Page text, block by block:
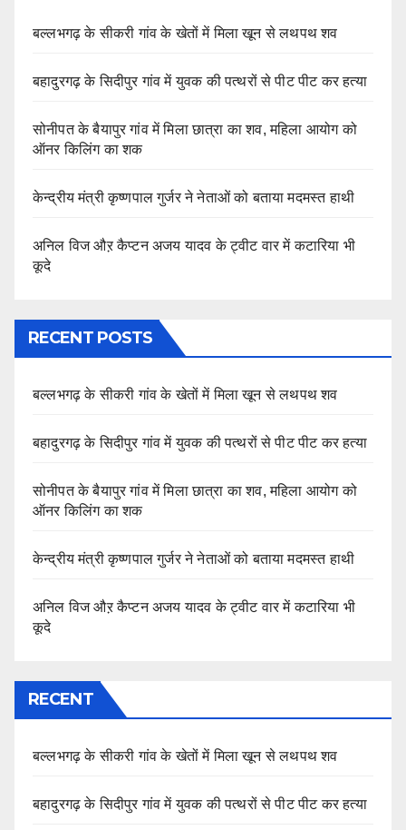
बल्लभगढ़ के सीकरी गांव के खेतों में मिला खून से लथपथ शव
बहादुरगढ़ के सिदीपुर गांव में युवक की पत्थरों से पीट पीट कर हत्या
सोनीपत के बैयापुर गांव में मिला छात्रा का शव, महिला आयोग को
ऑनर किलिंग का शक
केन्द्रीय मंत्री कृष्णपाल गुर्जर ने नेताओं को बताया मदमस्त हाथी
अनिल विज औऱ कैप्टन अजय यादव के ट्वीट वार में कटारिया भी
कूदे
RECENT POSTS
बल्लभगढ़ के सीकरी गांव के खेतों में मिला खून से लथपथ शव
बहादुरगढ़ के सिदीपुर गांव में युवक की पत्थरों से पीट पीट कर हत्या
सोनीपत के बैयापुर गांव में मिला छात्रा का शव, महिला आयोग को
ऑनर किलिंग का शक
केन्द्रीय मंत्री कृष्णपाल गुर्जर ने नेताओं को बताया मदमस्त हाथी
अनिल विज औऱ कैप्टन अजय यादव के ट्वीट वार में कटारिया भी
कूदे
RECENT
बल्लभगढ़ के सीकरी गांव के खेतों में मिला खून से लथपथ शव
बहादुरगढ़ के सिदीपुर गांव में युवक की पत्थरों से पीट पीट कर हत्या